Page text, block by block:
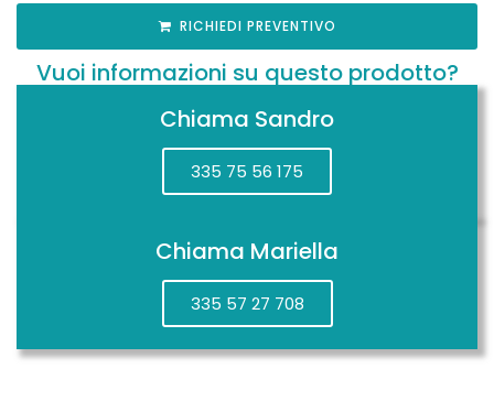
RICHIEDI PREVENTIVO
Vuoi informazioni su questo prodotto?
Chiama Sandro
335 75 56 175
Chiama Mariella
335 57 27 708